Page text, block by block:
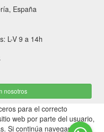
España
L-V 9 a 14h
nosotros
para el correcto
web por parte del usuario,
Si continúa navegando,